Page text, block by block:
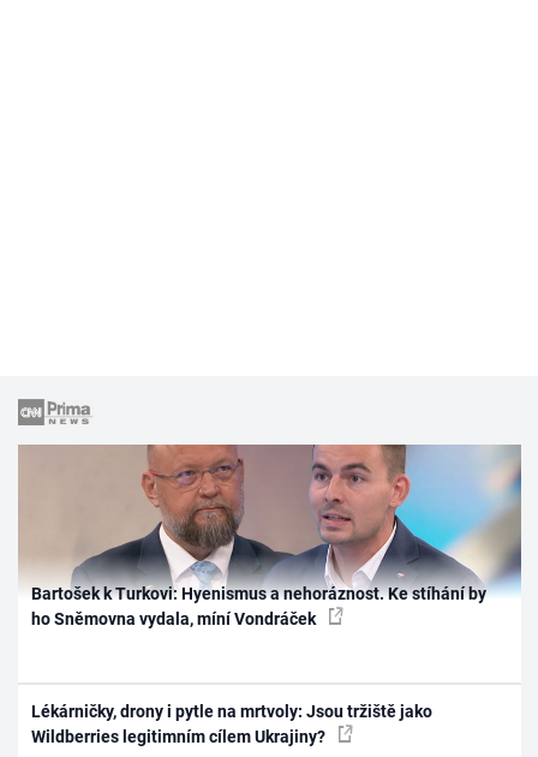
Bartošek k Turkovi: Hyenismus a nehoráznost. Ke stíhání by
ho Sněmovna vydala, míní Vondráček
Lékárničky, drony i pytle na mrtvoly: Jsou tržiště jako
Wildberries legitimním cílem Ukrajiny?